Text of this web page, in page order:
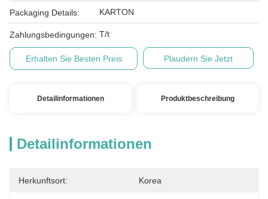
Packaging Details: KARTON
Zahlungsbedingungen: T/t
Erhalten Sie Besten Preis Plaudern Sie Jetzt
Detailinformationen Produktbeschreibung
Detailinformationen
Herkunftsort: Korea